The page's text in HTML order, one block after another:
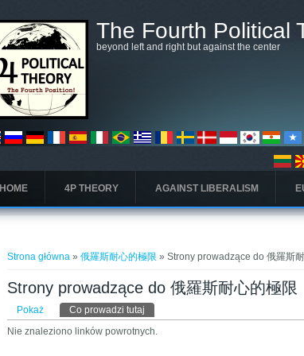
The Fourth Political
beyond left and right but against the center
HOME 4P THEORY AGAINST LIBERALISM
Strona główna »俄羅斯耐心的極限 » Strony prowadzące do 俄羅斯
Strony prowadzące do 俄羅斯耐心的極限
Karty podstawowe
Pokaż Co prowadzi tutaj
Nie znaleziono linków powrotnych.